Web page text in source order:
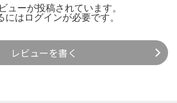
ューが投稿されています。
には ログインが必要です。
レビューを書く